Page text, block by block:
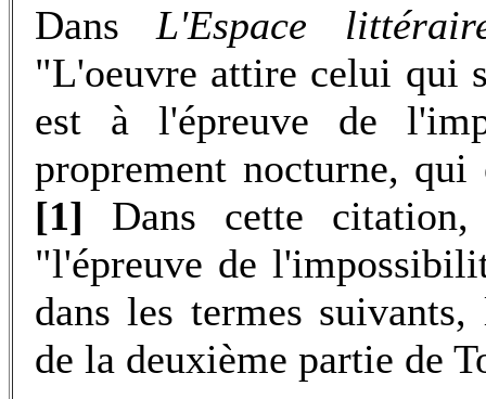
DansL'Espace
"L'oeuvre attire celui qui
est à l'épreuve de
proprement nocturne,
[1] Dans cette
"l'épreuve de
dans les termes
de la deuxième partie de